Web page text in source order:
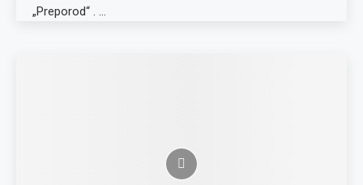
„Preporod“ . …